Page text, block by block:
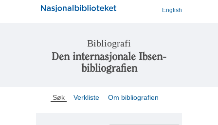
English
Bibliografi
Den internasjonale Ibsen-
bibliografien
Søk Verkliste Om bibliografien